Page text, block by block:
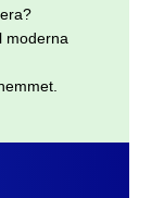
moderna